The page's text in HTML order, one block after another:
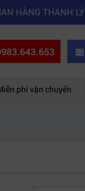
được wifi|Kinh
HÀNG THANH LÝ
phí vận chuyển